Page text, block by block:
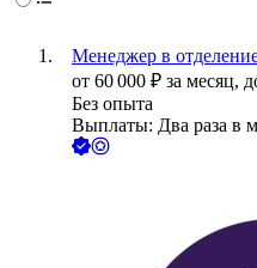
Менеджер в
от 60 000 ₽ за месяц,
Без опыта
Выплаты: Два раза в